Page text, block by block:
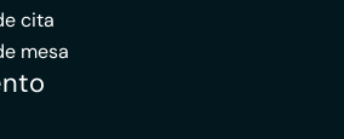
cita
mesa